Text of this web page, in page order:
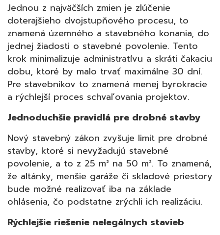
Jednou z najväčších zmien je zlúčenie
doterajšieho dvojstupňového procesu, to
znamená územného a stavebného konania, do
jednej žiadosti o stavebné povolenie. Tento
krok minimalizuje administratívu a skráti čakaciu
dobu, ktoré by malo trvať maximálne 30 dní.
Pre stavebníkov to znamená menej byrokracie
a rýchlejší proces schvaľovania projektov.
Jednoduchšie pravidlá pre drobné stavby
Nový stavebný zákon zvyšuje limit pre drobné
stavby, ktoré si nevyžadujú stavebné
povolenie, a to z 25 m² na 50 m². To znamená,
že altánky, menšie garáže či skladové priestory
bude možné realizovať iba na základe
ohlásenia, čo podstatne zrýchli ich realizáciu.
Rýchlejšie riešenie nelegálnych stavieb